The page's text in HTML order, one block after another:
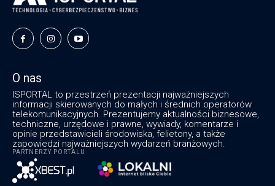
O nas
ISPORTAL to przestrzeń prezentacji najważniejszych
informacji skierowanych do małych i średnich operatorów
telekomunikacyjnych. Prezentujemy aktualności biznesowe,
techniczne, urzędowe i prawne, wywiady, komentarze i
opinie przedstawicieli środowiska, felietony, a także
zapowiedzi najważniejszych wydarzeń branżowych.
PARTNERZY PORTALU